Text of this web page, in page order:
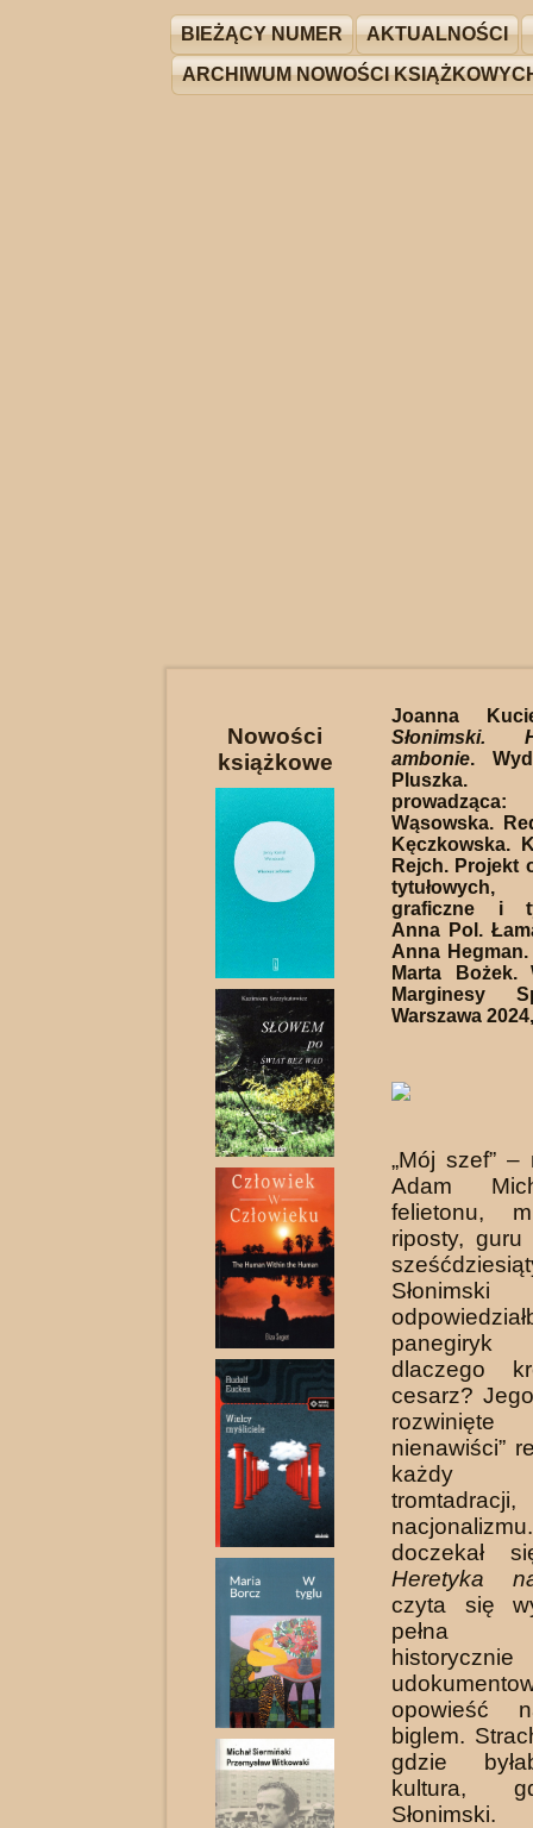
BIEŻĄCY NUMER AKTUALNOŚCI
ARCHIWUM NOWOŚCI
Nowości
książkowe
Joanna
Słonimski.
ambonie.
Pluszka.
Wąsowska.
Kęczkowska.
Rejch. Projekt
tytułowych,
graficzne i
Anna Pol.
Anna
Marta Bożek.
Marginesy
Warszawa
„Mój szef”
Adam
felietonu,
riposty,
dlaczego
cesarz?
nienawiści”
każdy
doczekał
Heretyka
czyta się
pełna
historycznie
opowieść
biglem.
gdzie
kultura,
Słonimski.